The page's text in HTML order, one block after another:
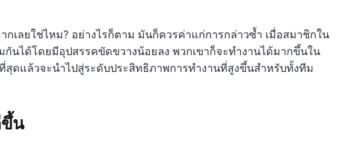
กเลยใช่ไหม? อย่างไรก็ตาม มันก็ควรค่าแก่การกล่าวซ้ำ เมื่อสมาชิกใน
กันได้โดยมีอุปสรรคขัดขวางน้อยลง พวกเขาก็จะทำงานได้มากขึ้นใน
สุดแล้วจะนำไปสู่ระดับประสิทธิภาพการทำงานที่สูงขึ้นสำหรับทั้งทีม
น